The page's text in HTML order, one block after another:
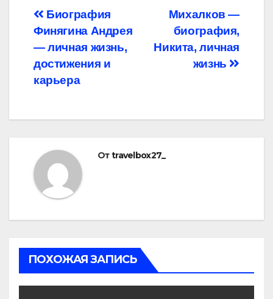
Навигация
по
записям
Михалков —
биография,
Никита, личная
жизнь
Биография
Финягина Андрея
— личная жизнь,
достижения и
карьера
Отtravelbox27_
ПОХОЖАЯ ЗАПИСЬ